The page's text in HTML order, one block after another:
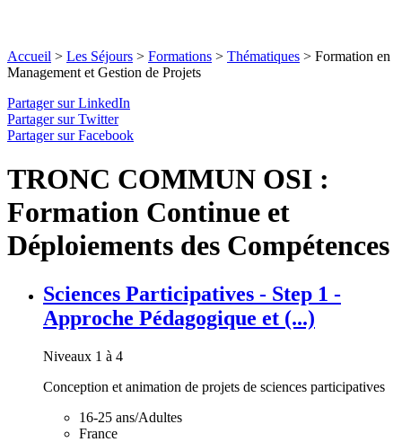
Accueil > Les Séjours > Formations > Thématiques > Formation en
Management et Gestion de Projets
Partager sur LinkedIn
Partager sur Twitter
Partager sur Facebook
TRONC COMMUN OSI :
Formation Continue et
Déploiements des Compétences
Sciences Participatives - Step 1 -
Approche Pédagogique et (...)
Niveaux 1 à 4
Conception et animation de projets de sciences participatives
16-25 ans/Adultes
France